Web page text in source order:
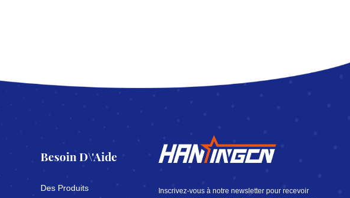
Besoin D\'aide
Des Produits
Inscrivez-vous à notre newsletter pour recevoir